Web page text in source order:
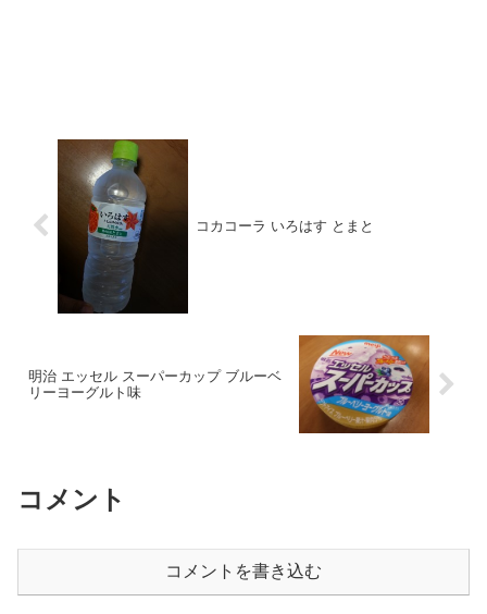
コカコーラ いろはす とまと
明治 エッセル スーパーカップ ブルーベ
リーヨーグルト味
コメント
コメントを書き込む